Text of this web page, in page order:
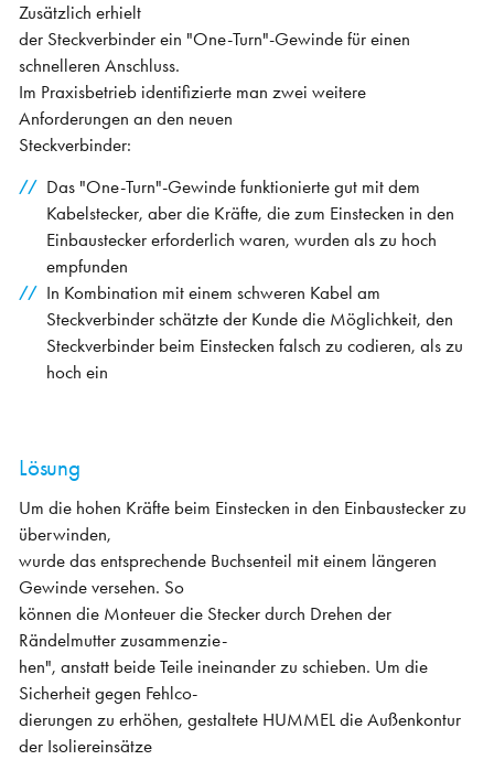
Zusätzlich erhielt
der Steckverbinder ein "One-Turn"-Gewinde für einen
schnelleren Anschluss.
Im Praxisbetrieb identifizierte man zwei weitere
Anforderungen an den neuen
Steckverbinder:
Das "One-Turn"-Gewinde funktionierte gut mit dem
Kabelstecker, aber die Kräfte, die zum Einstecken in den
Einbaustecker erforderlich waren, wurden als zu hoch
empfunden
In Kombination mit einem schweren Kabel am
Steckverbinder schätzte der Kunde die Möglichkeit, den
Steckverbinder beim Einstecken falsch zu codieren, als zu
hoch ein
Lösung
Um die hohen Kräfte beim Einstecken in den Einbaustecker zu
überwinden,
wurde das entsprechende Buchsenteil mit einem längeren
Gewinde versehen. So
können die Monteuer die Stecker durch Drehen der
Rändelmutter zusammenzie-
hen", anstatt beide Teile ineinander zu schieben. Um die
Sicherheit gegen Fehlco-
dierungen zu erhöhen, gestaltete HUMMEL die Außenkontur
der Isoliereinsätze